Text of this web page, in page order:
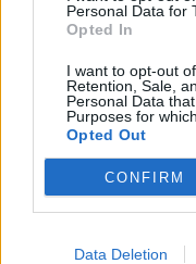
Personal Data for
Opted In
I want to opt-out
Retention, Sale,
Personal Data
Purposes for
Opted Out
CONFIRM
Data Deletion